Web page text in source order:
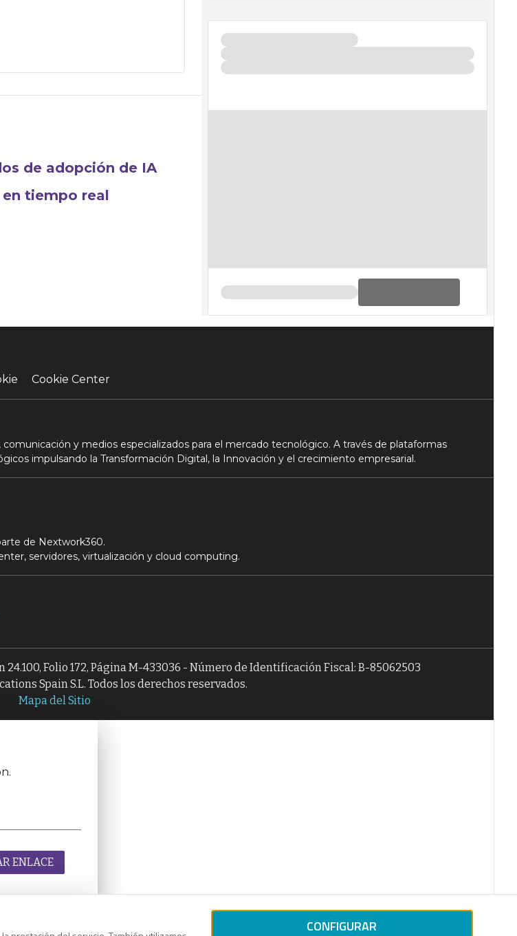
de adopción de IA
tiempo real
CONFIGURAR
Cookie Center
y medios especializados para el mercado tecnológico. A través de plataformas
impulsando la Transformación Digital, la Innovación y el crecimiento empresarial.
de Nextwork360.
servidores, virtualización y cloud computing.
Folio 172, Página M-433036 - Número de Identificación Fiscal: B-85062503
Spain S.L. Todos los derechos reservados.
Mapa del Sitio
ENLACE